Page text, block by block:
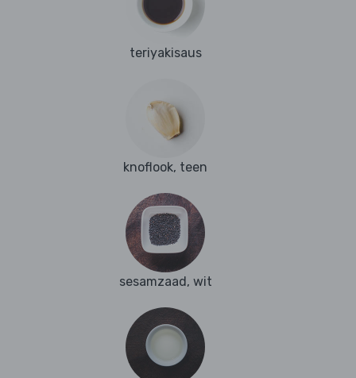
teriyakisaus
knoflook, teen
sesamzaad, wit